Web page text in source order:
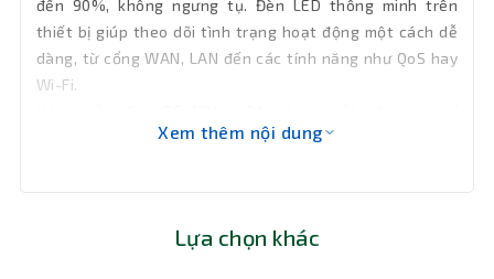
Quản trị
mạng
VPN Managment, AP Managment (APM),
Switch Management (SWM), VigorACS
-25 °C đến 70°C
đến 90%, không ngưng tụ. Đèn LED thông minh trên
thiết bị giúp theo dõi tình trạng hoạt động một cách dễ
dàng, từ cổng WAN, LAN đến các tính năng như QoS hay
Wi-Fi.
21.6W, DrayTek 2927F không chỉ mạnh mẽ mà còn tiết
Xem thêm nội dung
Lựa chọn khác